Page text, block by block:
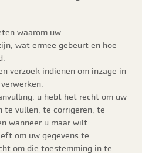
waarom uw
wat ermee gebeurt en hoe
verzoek indienen om inzage in
u hebt het recht om uw
te vullen, te corrigeren, te
wanneer u maar wilt.
om uw gegevens te
om die toestemming in te